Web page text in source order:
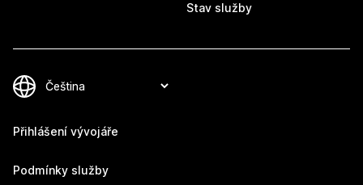
Stav služby
Přihlášení vývojáře
Podmínky služby